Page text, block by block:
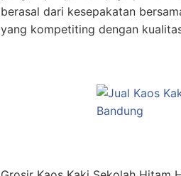
berasal dari kesepakatan
yang kompetiting dengan